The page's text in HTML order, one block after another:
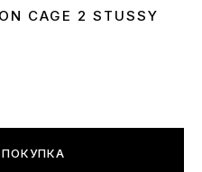
CAGE 2 STUSSY